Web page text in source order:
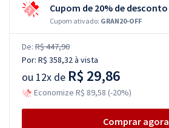
Cupom de 20% de desconto
Cupom ativado: GRAN20-OFF
De: R$ 447,90
Por: R$ 358,32à vista
ou 12x de R$ 29,86
Economize R$ 89,58 (-20%)
Comprar agora